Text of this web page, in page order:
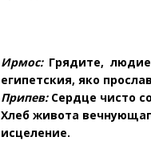
Ирмос:Грядите,
египетския, яко
Припев:Сердце чисто
Хлеб живота
исцеление.